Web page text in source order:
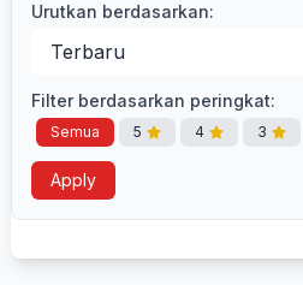
Urutkan berdasarkan:
Filter berdasarkan peringkat:
Semua 5 4 3
Apply